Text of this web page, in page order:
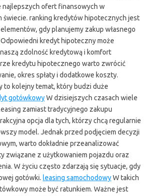
najlepszych ofert finansowych w
świecie. ranking kredytów hipotecznych jest
gdy planujemy zakup własnego
Odpowiedni kredyt hipoteczny może
zdolność kredytową i komfort
kredytu hipotecznego warto zwrócić
okres spłaty i dodatkowe koszty.
to kolejny temat, który budzi duże
gotówkowyW dzisiejszych czasach wiele
zamiast tradycyjnego zakupu
opcja dla tych, którzy chcą regularnie
model. Jednak przed podjęciem decyzji
warto dokładnie przeanalizować
związane z użytkowaniem pojazdu oraz
W życiu często zdarzają się sytuacje, gdy
gotówki. leasing samochodowyW takich
może być ratunkiem. Ważne jest